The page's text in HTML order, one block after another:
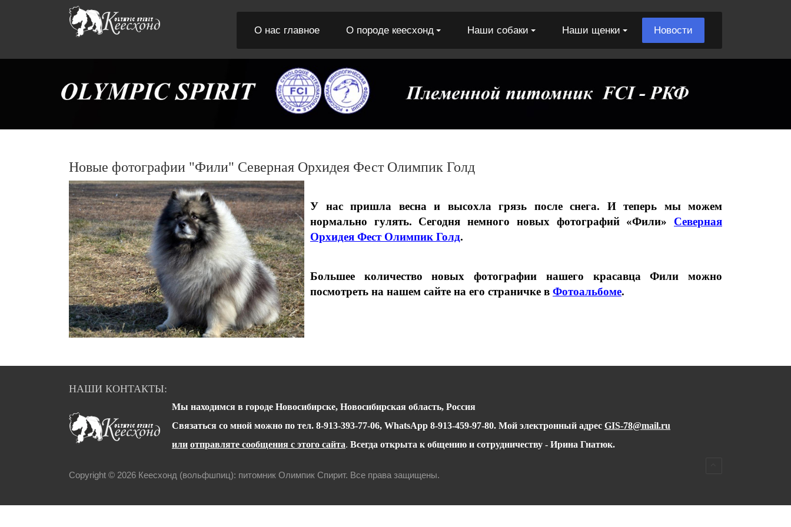
О нас главное О породе кеесхонд Наши собаки Наши щенки Новости
Новые фотографии "Фили" Северная Орхидея Фест Олимпик Голд
У нас пришла весна и высохла грязь после снега. И теперь мы можем
нормально гулять. Сегодня немного новых фотографий «Фили» Северная
Орхидея Фест Олимпик Голд.
Большее количество новых фотографии нашего красавца Фили можно
посмотреть на нашем сайте на его страничке в Фотоальбоме.
НАШИ КОНТАКТЫ:
Мы находимся в городе Новосибирске, Новосибирская область, Россия
Связаться со мной можно по тел. 8-913-393-77-06, WhatsApp 8-913-459-97-80. Мой электронный адрес GIS-78@mail.ru
или отправляте сообщения с этого сайта. Всегда открыта к общению и сотрудничеству - Ирина Гнатюк.
Copyright © 2026 Кеесхонд (вольфшпиц): питомник Олимпик Спирит. Все права защищены.